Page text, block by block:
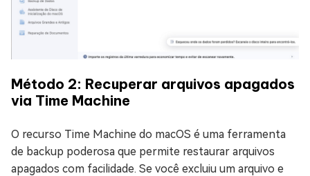
Método 2: Recuperar arquivos apagados
via Time Machine
O recurso Time Machine do macOS é uma ferramenta
de backup poderosa que permite restaurar arquivos
apagados com facilidade. Se você excluiu um arquivo e